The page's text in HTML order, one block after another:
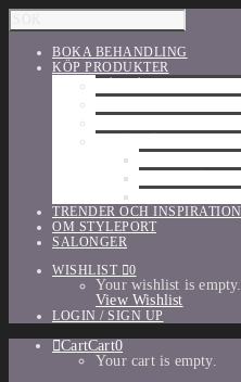
BOKA BEHANDLING
KÖP PRODUKTER
TRENDER OCH INSPIRATION
OM STYLEPORT
SALONGER
WISHLIST
0
Your wishlist is empty.
View Wishlist
LOGIN / SIGN UP
CartCart0
Your cart is empty.